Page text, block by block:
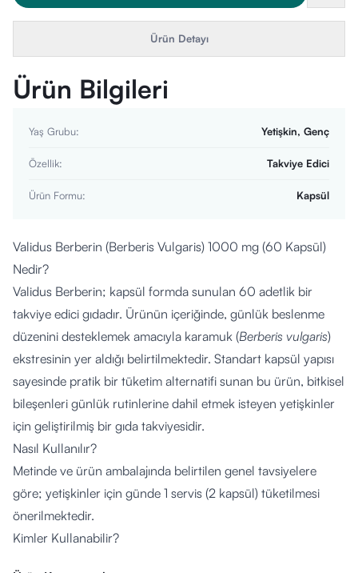
Ürün Detayı
Ürün Bilgileri
Yaş Grubu: Yetişkin, Genç
Özellik: Takviye Edici
Ürün Formu: Kapsül
Validus Berberin (Berberis Vulgaris) 1000 mg (60 Kapsül)
Nedir?
Validus Berberin; kapsül formda sunulan 60 adetlik bir
takviye edici gıdadır. Ürünün içeriğinde, günlük beslenme
düzenini desteklemek amacıyla karamuk (Berberis vulgaris)
ekstresinin yer aldığı belirtilmektedir. Standart kapsül yapısı
sayesinde pratik bir tüketim alternatifi sunan bu ürün, bitkisel
bileşenleri günlük rutinlerine dahil etmek isteyen yetişkinler
için geliştirilmiş bir gıda takviyesidir.
Nasıl Kullanılır?
Metinde ve ürün ambalajında belirtilen genel tavsiyelere
göre; yetişkinler için günde 1 servis (2 kapsül) tüketilmesi
önerilmektedir.
Kimler Kullanabilir?